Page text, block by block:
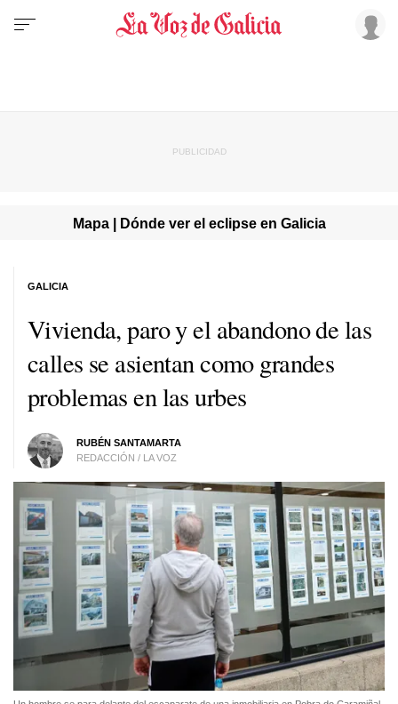
Mapa | Dónde ver el eclipse en Galicia
Vivienda, paro y el abandono de las
calles se asientan como grandes
problemas en las urbes
RUBÉN SANTAMARTA
REDACCIÓN / LA VOZ
GALICIA